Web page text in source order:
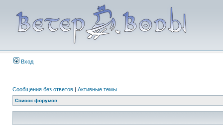
Вход
Сообщения без ответов | Активные темы
Список форумов